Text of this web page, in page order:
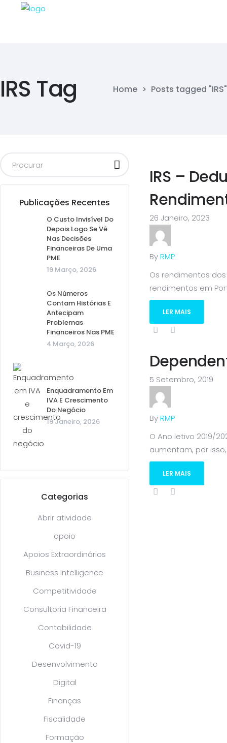
IRS Tag Home > Posts tagged "IRS"
Publicações Recentes
O Custo Invisível Do
Depois Logo Se Vê
Nas Decisões
Financeiras De Uma
PME
19 Março, 2026
Os Números
Contam Histórias E
Antecipam
Problemas
Financeiros Nas PME
4 Março, 2026
Enquadramento Em
IVA E Crescimento
Do Negócio
19 Janeiro, 2026
Categorias
Abrir atividade
apoio
Apoios Extraordinários
Business Intelligence
Competitividade
Consultoria Financeira
Contabilidade
Covid-19
Desenvolvimento
Digital
Finanças
Fiscalidade
Formação
IRS –
26 Janeiro, 2023
ByRMP
Os rendimentos
rendimentos em
LER MAIS
5 Setembro, 2019
ByRMP
O Ano letivo 2019/
aumentam, por
LER MAIS